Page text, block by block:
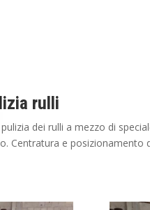
rulli
dei rulli a mezzo di
Centratura e posizionamento